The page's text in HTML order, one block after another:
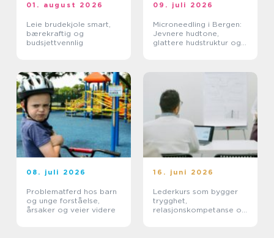
01. august 2026
Leie brudekjole smart,
bærekraftig og
budsjettvennlig
09. juli 2026
Microneedling i Bergen:
Jevnere hudtone,
glattere hudstruktur og
08. juli 2026
Problematferd hos barn
og unge forståelse,
årsaker og veier videre
16. juni 2026
Lederkurs som bygger
trygghet,
relasjonskompetanse og